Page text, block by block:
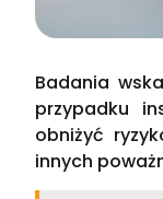
Badania
przypadku
obniżyć
innych